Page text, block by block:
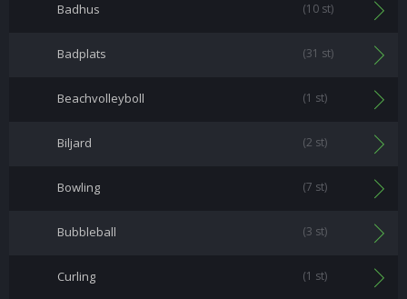
Badhus (10 st)
Badplats (31 st)
Beachvolleyboll (1 st)
Biljard (2 st)
Bowling (7 st)
Bubbleball (3 st)
Curling (1 st)